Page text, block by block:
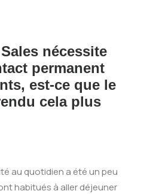
nécessite
permanent
est-ce que le
cela plus
au quotidien a été un peu
habitués à aller déjeuner